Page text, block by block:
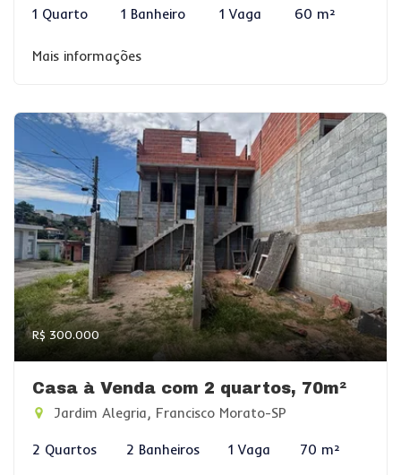
1 Quarto 1 Banheiro 1 Vaga 60 m²
Mais informações
R$ 300.000
Casa à Venda com 2 quartos, 70m²
Jardim Alegria, Francisco Morato-SP
2 Quartos 2 Banheiros 1 Vaga 70 m²